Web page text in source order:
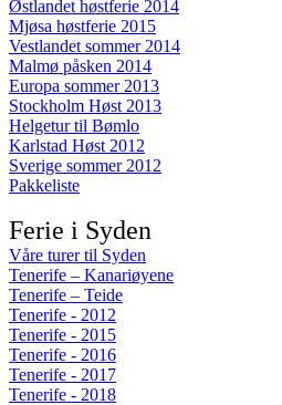
Østlandet høstferie 2014
Mjøsa høstferie 2015
Vestlandet sommer 2014
Malmø påsken 2014
Europa sommer 2013
Stockholm Høst 2013
Helgetur til Bømlo
Karlstad Høst 2012
Sverige sommer 2012
Pakkeliste
Ferie i Syden
Våre turer til Syden
Tenerife – Kanariøyene
Tenerife – Teide
Tenerife - 2012
Tenerife - 2015
Tenerife - 2016
Tenerife - 2017
Tenerife - 2018